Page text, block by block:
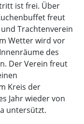
ist frei. Über
freut
Trachtenverein
Wetter wird vor
des
Der Verein freut
Kreis der
Jahr wieder von
untersützt.